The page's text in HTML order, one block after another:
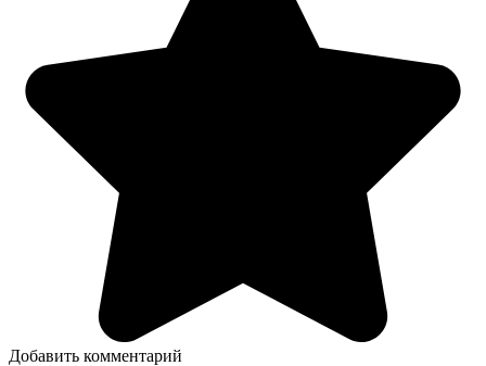
Добавить комментарий